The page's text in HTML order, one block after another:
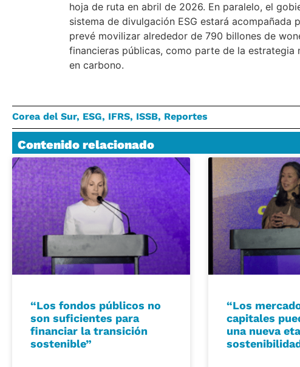
hoja de ruta en abril de 2026. En paralelo, el
sistema de divulgación ESG estará
prevé movilizar alrededor de 790 billones de
financieras públicas, como parte de la
en carbono.
Corea del Sur, ESG, IFRS, ISSB, Reportes
Contenido relacionado
“Los fondos públicos no
son suficientes para
financiar la transición
sostenible”
“Los
capitales
una nueva